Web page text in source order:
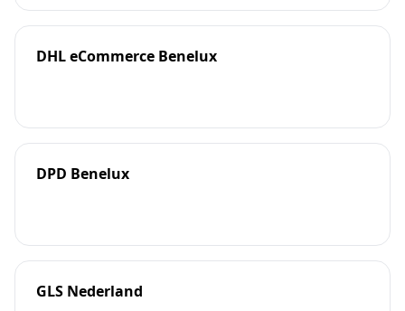
DHL eCommerce Benelux
DPD Benelux
GLS Nederland